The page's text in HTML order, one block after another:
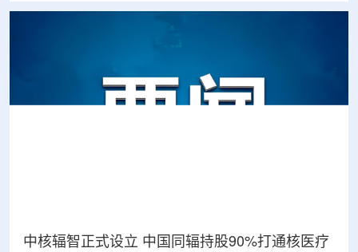
中核辐智正式设立 中国同辐持股90%打通核医疗